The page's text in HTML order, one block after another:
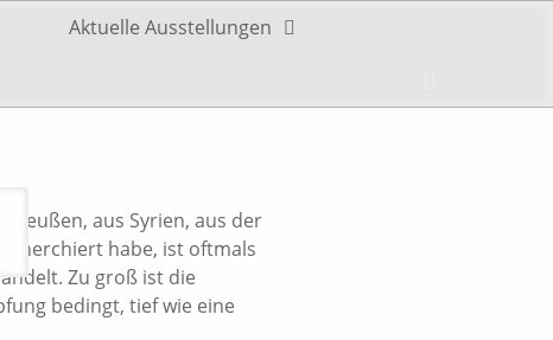
Aktuelle Ausstellungen
Toggle
aus Syrien, aus der
habe, ist oftmals
Zu groß ist die
bedingt, tief wie eine